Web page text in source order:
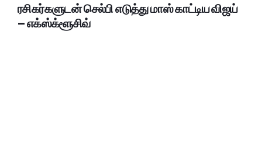
ரசிகர்களுடன் செல்பி எடுத்து மாஸ் காட்டிய விஜய்
– எக்ஸ்க்ளூசிவ்